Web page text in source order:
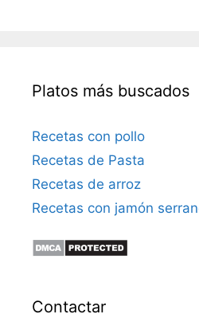
Platos más buscados
Recetas con pollo
Recetas de Pasta
Recetas de arroz
Recetas con jamón
Contactar